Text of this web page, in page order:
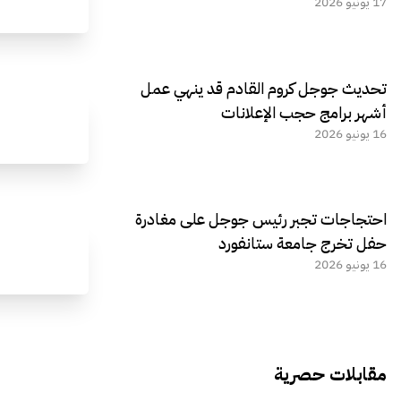
تحديث جوجل كروم القادم قد ينهي عمل
أشهر برامج حجب الإعلانات
16 يونيو 2026
احتجاجات تجبر رئيس جوجل على مغادرة
حفل تخرج جامعة ستانفورد
16 يونيو 2026
مقابلات حصرية